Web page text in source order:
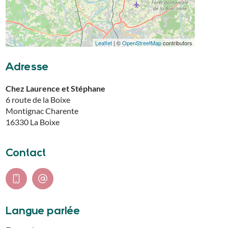
Leaflet| ©OpenStreetMapcontributors
Adresse
Chez Laurence et Stéphane
6 route de la Boixe
Montignac Charente
16330 La Boixe
Contact
Langue parlée